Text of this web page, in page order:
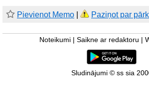
Pievienot Memo Paziņot par
Noteikumi Saikne ar redaktoru
Sludinājumi © ss sia